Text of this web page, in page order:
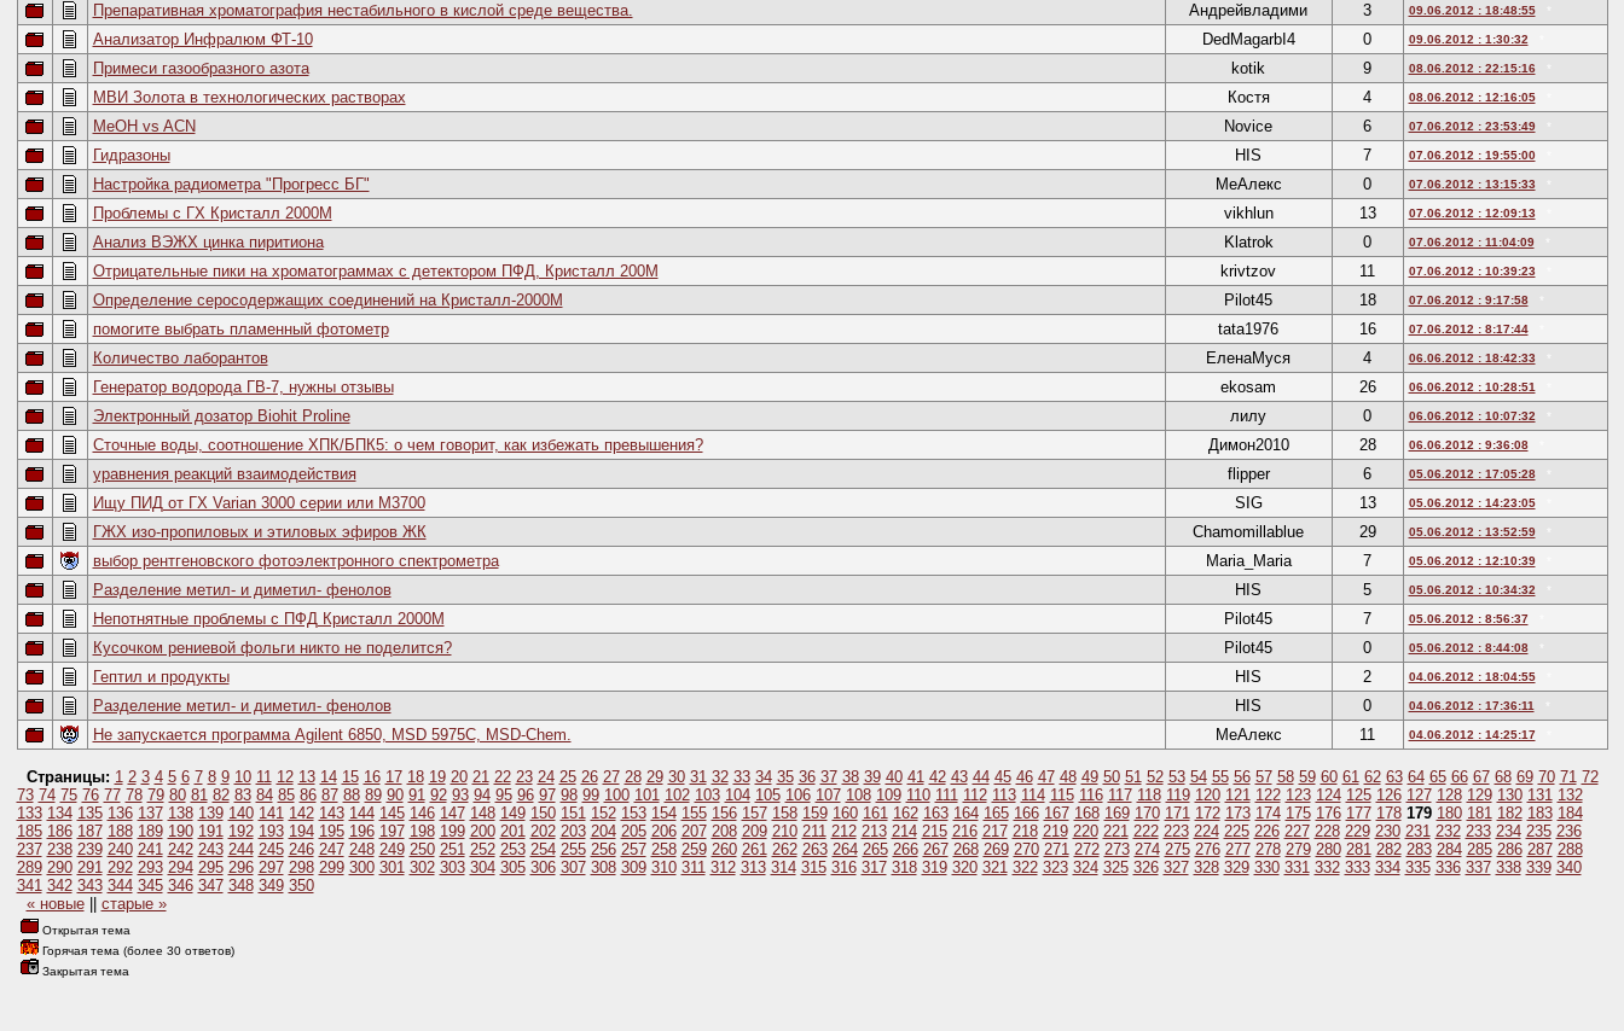
Препаративная хроматография нестабильного в кислой среде вещества. Андрейвладими 3 09.06.2012 : 18:48:55
Анализатор Инфралюм ФТ-10 DedMagarbI4 0 09.06.2012 : 1:30:32
Примеси газообразного азота kotik 9 08.06.2012 : 22:15:16
МВИ Золота в технологических растворах Костя 4 08.06.2012 : 12:16:05
MeOH vs ACN Novice 6 07.06.2012 : 23:53:49
Гидразоны HIS 7 07.06.2012 : 19:55:00
Настройка радиометра "Прогресс БГ" МеАлекс 0 07.06.2012 : 13:15:33
Проблемы с ГХ Кристалл 2000М vikhlun 13 07.06.2012 : 12:09:13
Анализ ВЭЖХ цинка пиритиона Klatrok 0 07.06.2012 : 11:04:09
Отрицательные пики на хроматограммах с детектором ПФД, Кристалл 200М krivtzov 11 07.06.2012 : 10:39:23
Определение серосодержащих соединений на Кристалл-2000М Pilot45 18 07.06.2012 : 9:17:58
помогите выбрать пламенный фотометр tata1976 16 07.06.2012 : 8:17:44
Количество лаборантов ЕленаМуся 4 06.06.2012 : 18:42:33
Генератор водорода ГВ-7, нужны отзывы ekosam 26 06.06.2012 : 10:28:51
Электронный дозатор Biohit Proline лилу 0 06.06.2012 : 10:07:32
Сточные воды, соотношение ХПК/БПК5: о чем говорит, как избежать превышения? Димон2010 28 06.06.2012 : 9:36:08
уравнения реакций взаимодействия flipper 6 05.06.2012 : 17:05:28
Ищу ПИД от ГХ Varian 3000 серии или М3700 SIG 13 05.06.2012 : 14:23:05
ГЖХ изо-пропиловых и этиловых эфиров ЖК Chamomillablue 29 05.06.2012 : 13:52:59
выбор рентгеновского фотоэлектронного спектрометра Maria_Maria 7 05.06.2012 : 12:10:39
Разделение метил- и диметил- фенолов HIS 5 05.06.2012 : 10:34:32
Непотнятные проблемы с ПФД Кристалл 2000М Pilot45 7 05.06.2012 : 8:56:37
Кусочком рениевой фольги никто не поделится? Pilot45 0 05.06.2012 : 8:44:08
Гептил и продукты HIS 2 04.06.2012 : 18:04:55
Разделение метил- и диметил- фенолов HIS 0 04.06.2012 : 17:36:11
Не запускается программа Agilent 6850, MSD 5975C, MSD-Chem. МеАлекс 11 04.06.2012 : 14:25:17
Страницы: 1 2 3 4 5 6 7 8 9 10 11 12 13 14 15 16 17 18 19 20 21 22 23 24 25 26 27 28 29 30 31 32 33 34 35 36 37 38 39 40 41 42 43 44 45 46 47 48 49 50 51 52 53 54 55 56 57 58 59 60 61 62 63 64 65 66 67 68 69 70 71 72
73 74 75 76 77 78 79 80 81 82 83 84 85 86 87 88 89 90 91 92 93 94 95 96 97 98 99 100 101 102 103 104 105 106 107 108 109 110 111 112 113 114 115 116 117 118 119 120 121 122 123 124 125 126 127 128 129 130 131 132
133 134 135 136 137 138 139 140 141 142 143 144 145 146 147 148 149 150 151 152 153 154 155 156 157 158 159 160 161 162 163 164 165 166 167 168 169 170 171 172 173 174 175 176 177 178 179 180 181 182 183 184
185 186 187 188 189 190 191 192 193 194 195 196 197 198 199 200 201 202 203 204 205 206 207 208 209 210 211 212 213 214 215 216 217 218 219 220 221 222 223 224 225 226 227 228 229 230 231 232 233 234 235 236
237 238 239 240 241 242 243 244 245 246 247 248 249 250 251 252 253 254 255 256 257 258 259 260 261 262 263 264 265 266 267 268 269 270 271 272 273 274 275 276 277 278 279 280 281 282 283 284 285 286 287 288
289 290 291 292 293 294 295 296 297 298 299 300 301 302 303 304 305 306 307 308 309 310 311 312 313 314 315 316 317 318 319 320 321 322 323 324 325 326 327 328 329 330 331 332 333 334 335 336 337 338 339 340
341 342 343 344 345 346 347 348 349 350
« новые|| старые »
Открытая тема
Горячая тема (более 30 ответов)
Закрытая тема